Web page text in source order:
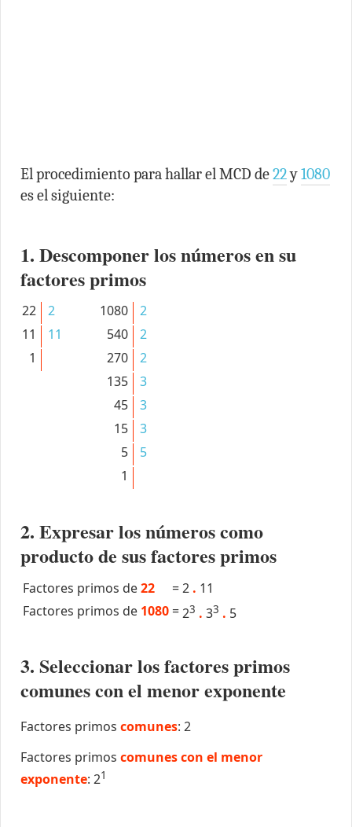
El procedimiento para hallar el MCD de22y1080
es el siguiente:
1. Descomponer los números en su
factores primos
22
2
11
11
1
1080
2
540
2
270
2
135
3
45
3
15
3
5
5
1
2. Expresar los números como
producto de sus factores primos
Factores primos de22 =2 . 11
Factores primos de 1080 =23 . 33 . 5
3. Seleccionar los factores primos
comunes con el menor exponente
Factores primos comunes: 2
Factores primos comunes con el menor
exponente: 21